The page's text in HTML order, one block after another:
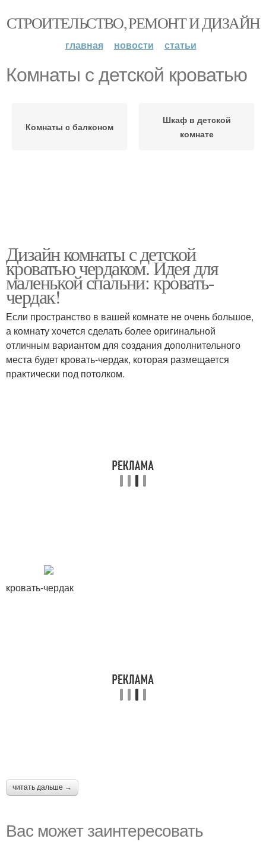
СТРОИТЕЛЬСТВО, РЕМОНТ И ДИЗАЙН
главная новости статьи
Комнаты с детской кроватью
Комнаты с балконом
Шкаф в детской
комнате
Дизайн комнаты с детской
кроватью чердаком. Идея для
маленькой спальни: кровать-
чердак!
Если пространство в вашей комнате не очень большое,
а комнату хочется сделать более оригинальной
отличным вариантом для создания дополнительного
места будет кровать-чердак, которая размещается
практически под потолком.
кровать-чердак
читать дальше →
Вас может заинтересовать